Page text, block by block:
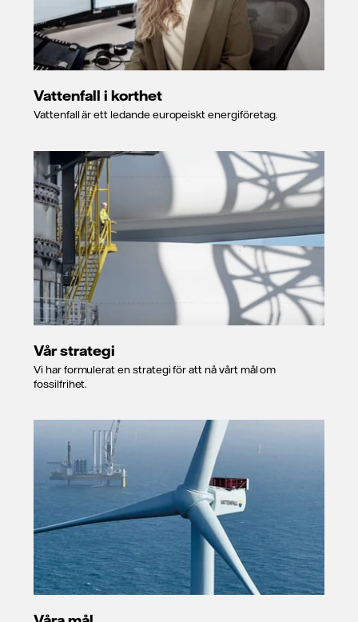
Vattenfall i korthet
Vattenfall är ett ledande europeiskt energiföretag.
Vår strategi
Vi har formulerat en strategi för att nå vårt mål om
fossilfrihet.